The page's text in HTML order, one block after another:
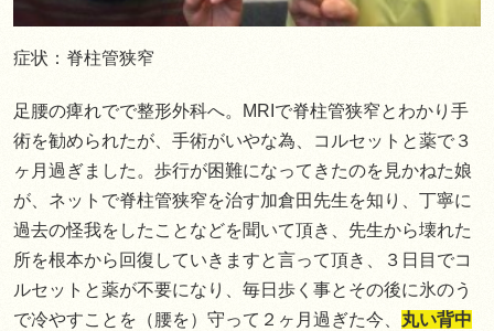
症状：脊柱管狭窄
足腰の痺れでで整形外科へ。MRIで脊柱管狭窄とわかり手
術を勧められたが、手術がいやな為、コルセットと薬で３
ヶ月過ぎました。歩行が困難になってきたのを見かねた娘
が、ネットで脊柱管狭窄を治す加倉田先生を知り、丁寧に
過去の怪我をしたことなどを聞いて頂き、先生から壊れた
所を根本から回復していきますと言って頂き、３日目でコ
ルセットと薬が不要になり、毎日歩く事とその後に氷のう
で冷やすことを（腰を）守って２ヶ月過ぎた今、 丸い背中